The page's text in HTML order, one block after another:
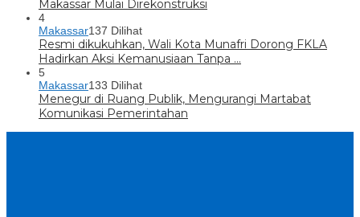
Makassar Mulai Direkonstruksi
4
Makassar137 Dilihat
Resmi dikukuhkan, Wali Kota Munafri Dorong FKLA
Hadirkan Aksi Kemanusiaan Tanpa …
5
Makassar133 Dilihat
Menegur di Ruang Publik, Mengurangi Martabat
Komunikasi Pemerintahan